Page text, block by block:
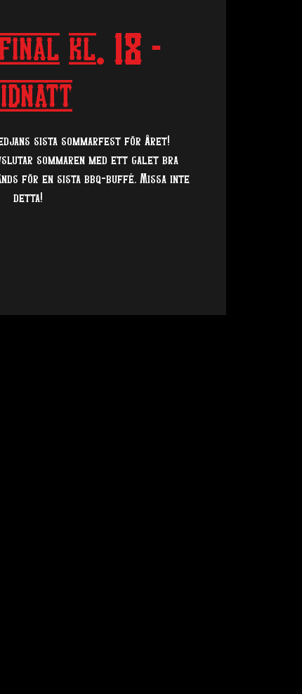
kl. 18 -
sista sommarfest för året!
sommaren med ett galet bra
för en sista bbq-buffé. Missa inte
detta!